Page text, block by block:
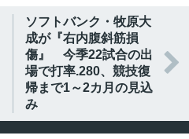
ソフトバンク・牧原大
成が『右内腹斜筋損
傷』 今季22試合の出
場で打率.280、競技復
帰まで1～2カ月の見込
み
